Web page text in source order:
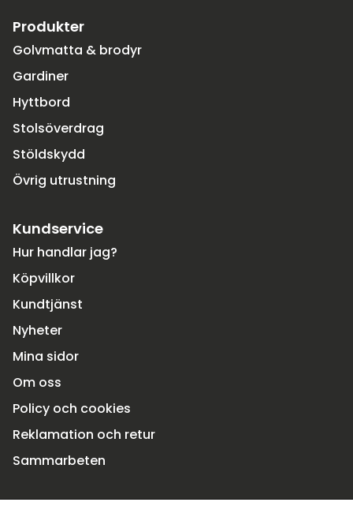
Produkter
Golvmatta & brodyr
Gardiner
Hyttbord
Stolsöverdrag
Stöldskydd
Övrig utrustning
Kundservice
Hur handlar jag?
Köpvillkor
Kundtjänst
Nyheter
Mina sidor
Om oss
Policy och cookies
Reklamation och retur
Sammarbeten